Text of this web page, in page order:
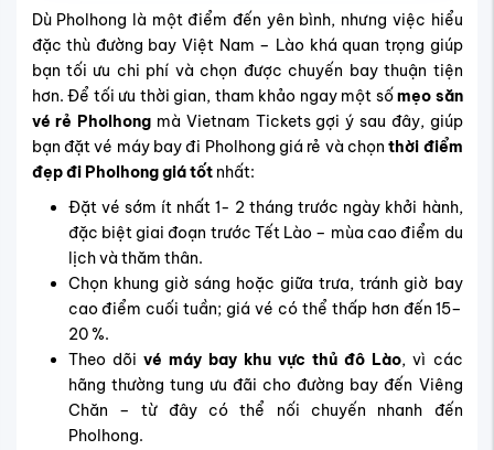
Dù Pholhong là một điểm đến yên bình, nhưng việc hiểu
đặc thù đường bayViệt Nam – Lào khá quan trọng giúp
bạn tối ưu chi phí và chọn được chuyến bay thuận tiện
hơn. Để tối ưu thời gian, tham khảo ngay một sốmẹo săn
vé rẻ Pholhong mà Vietnam Tickets gợi ý sau đây, giúp
bạn đặtvé máy bay đi Pholhong giá rẻ và chọnthời điểm
đẹp đi Pholhong giá tốtnhất:
Đặt vé sớm ít nhất 1- 2 tháng trước ngày khởi hành,
đặc biệt giai đoạn trước Tết Lào – mùa cao điểm du
lịch và thăm thân.
Chọn khung giờ sáng hoặc giữa trưa, tránh giờ bay
cao điểm cuối tuần; giá vé có thể thấp hơn đến 15–
20 %.
Theo dõi vé máy bay khu vực thủ đô Lào, vì các
hãng thường tung ưu đãi cho đường bay đến Viêng
Chăn – từ đây có thể nối chuyến nhanh đến
Pholhong.